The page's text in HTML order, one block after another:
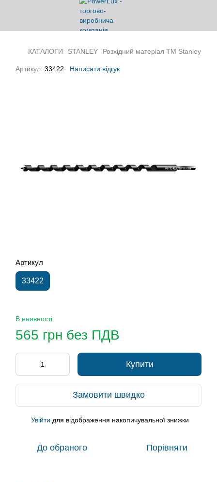
КАТАЛОГИ STANLEY Розхідний матеріал ТМ Stanley
Артикул: 33422 Написати відгук
Артикул
33422
В наявності
565 грн без ПДВ
Купити
Замовити швидко
Увійти для відображення накопичувальної знижки
До обраного Порівняти